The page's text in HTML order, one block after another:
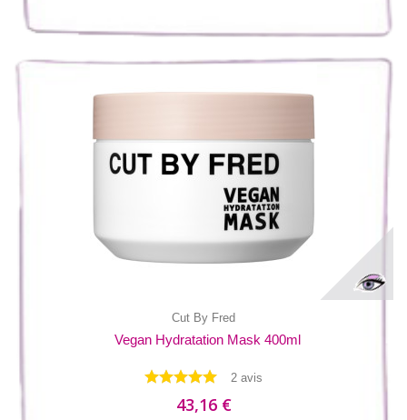
Cut By Fred
Vegan Hydratation Mask 400ml
2 avis
43,16 €